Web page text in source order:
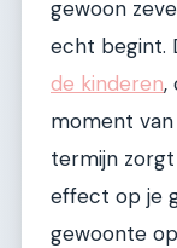
gewoon
echt begint.
de kinderen,
moment
termijn
effect op je
gewoonte